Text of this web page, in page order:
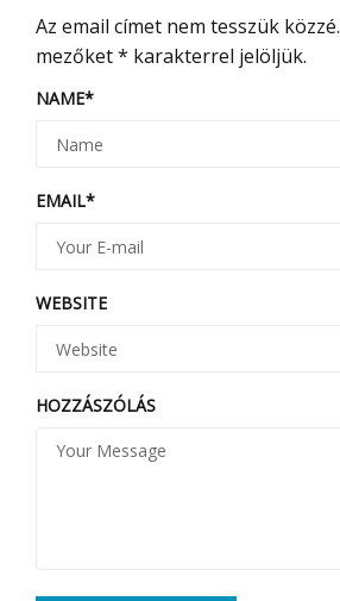
Az email címet nem tesszük közzé.
mezőket* karakterrel jelöljük.
NAME*
EMAIL*
WEBSITE
HOZZÁSZÓLÁS